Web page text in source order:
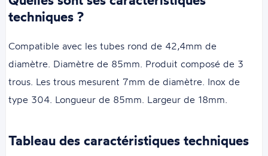
techniques ?
Compatible avec les tubes rond de 42,4mm de
diamètre. Diamètre de 85mm. Produit composé de 3
trous. Les trous mesurent 7mm de diamètre. Inox de
type 304. Longueur de 85mm. Largeur de 18mm.
Tableau des caractéristiques techniques